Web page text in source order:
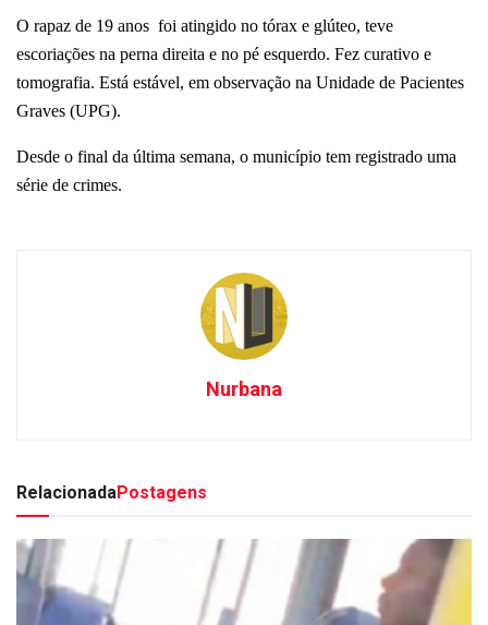
O rapaz de 19 anos foi atingido no tórax e glúteo, teve
escoriações na perna direita e no pé esquerdo. Fez curativo e
tomografia. Está estável, em observação na Unidade de Pacientes
Graves (UPG).
Desde o final da última semana, o município tem registrado uma
série de crimes.
Nurbana
RelacionadaPostagens